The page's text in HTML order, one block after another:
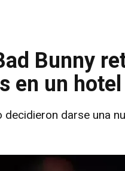
Bunny
en un hotel
darse una